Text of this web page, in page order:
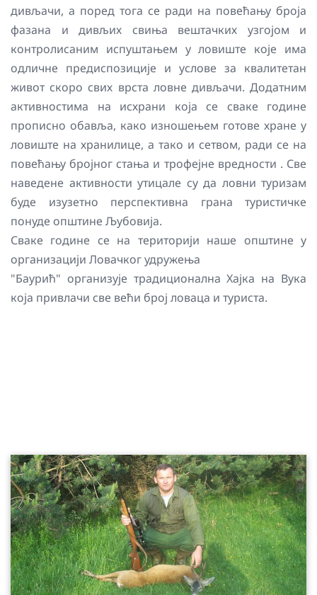
дивљачи, а поред тога се ради на повећању броја
фазана и дивљих свиња вештачких узгојом и
контролисаним испуштањем у ловиште које има
одличне предиспозиције и услове за квалитетан
живот скоро свих врста ловне дивљачи. Додатним
активностима на исхрани која се сваке године
прописно обавља, како изношењем готове хране у
ловиште на хранилице, а тако и сетвом, ради се на
повећању бројног стања и трофејне вредности . Све
наведене активности утицале су да ловни туризам
буде изузетно перспективна грана туристичке
понуде општине Љубовија.
Сваке године се на територији наше општине у
организацији Ловачког удружења
"Баурић" организује традиционална Хајка на Вука
која привлачи све већи број ловаца и туриста.